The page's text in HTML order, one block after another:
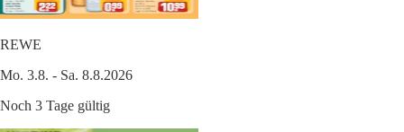
REWE
Mo. 3.8. - Sa. 8.8.2026
Noch 3 Tage gültig